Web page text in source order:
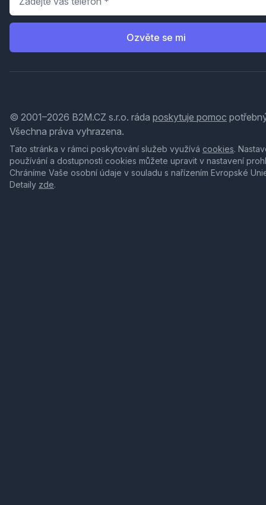
Ozvěte se mi
© 2001–2026 B2M.CZ s.r.o. ráda poskytuje pomoc
Všechna práva vyhrazena.
Tato stránka v rámci poskytování služeb využívá cookies.
používání a dostupnosti cookies můžete upravit v nastavení
Chráníme Vaše osobní údaje v souladu s nařízením Evropské
Detaily zde.